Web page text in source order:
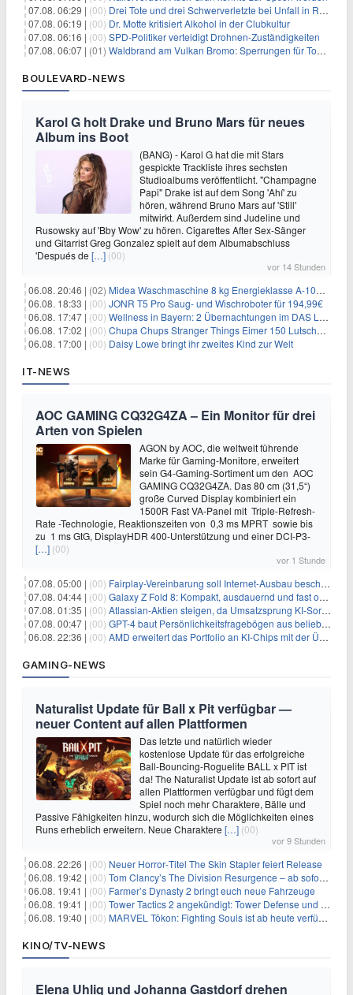
07.08. 06:29 | (00) Drei Tote und drei Schwerverletzte bei Unfall in Rheinland-Pfalz
07.08. 06:19 | (00) Dr. Motte kritisiert Alkohol in der Clubkultur
07.08. 06:16 | (00) SPD-Politiker verteidigt Drohnen-Zuständigkeiten
07.08. 06:07 | (01) Waldbrand am Vulkan Bromo: Sperrungen für Touristen
BOULEVARD-NEWS
Karol G holt Drake und Bruno Mars für neues
Album ins Boot
(BANG) - Karol G hat die mit Stars
gespickte Trackliste ihres sechsten
Studioalbums veröffentlicht. "Champagne
Papi" Drake ist auf dem Song 'Ahí' zu
hören, während Bruno Mars auf 'Still'
mitwirkt. Außerdem sind Judeline und
Rusowsky auf 'Bby Wow' zu hören. Cigarettes After Sex-Sänger
und Gitarrist Greg Gonzalez spielt auf dem Albumabschluss
'Después de […] (00)
vor 14 Stunden
06.08. 20:46 | (02) Midea Waschmaschine 8 kg Energieklasse A-10% 1400 U/Min für 289,97€
06.08. 18:33 | (00) JONR T5 Pro Saug- und Wischroboter für 194,99€
06.08. 17:47 | (00) Wellness in Bayern: 2 Übernachtungen im DAS LUDWIG Sports Resort inkl. HP + Wellness ab 174€ p.P.
06.08. 17:02 | (00) Chupa Chups Stranger Things Eimer 150 Lutscher für 21,95€
06.08. 17:00 | (00) Daisy Lowe bringt ihr zweites Kind zur Welt
IT-NEWS
AOC GAMING CQ32G4ZA – Ein Monitor für drei
Arten von Spielen
AGON by AOC, die weltweit führende
Marke für Gaming-Monitore, erweitert
sein G4-Gaming-Sortiment um den AOC
GAMING CQ32G4ZA. Das 80 cm (31,5“)
große Curved Display kombiniert ein
1500R Fast VA-Panel mit Triple-Refresh-
Rate -Technologie, Reaktionszeiten von 0,3 ms MPRT sowie bis
zu 1 ms GtG, DisplayHDR 400-Unterstützung und einer DCI-P3-
[…] (00)
vor 1 Stunde
07.08. 05:00 | (00) Fairplay-Vereinbarung soll Internet-Ausbau beschleunigen
07.08. 04:44 | (00) Galaxy Z Fold 8: Kompakt, ausdauernd und fast ohne Falte
07.08. 01:35 | (00) Atlassian-Aktien steigen, da Umsatzsprung KI-Sorgen dämpft
07.08. 00:47 | (00) GPT-4 baut Persönlichkeitsfragebögen aus beliebigen Texten und sagt Antworten voraus
06.08. 22:36 | (00) AMD erweitert das Portfolio an KI-Chips mit der Übernahme von Taalas
GAMING-NEWS
Naturalist Update für Ball x Pit verfügbar —
neuer Content auf allen Plattformen
Das letzte und natürlich wieder
kostenlose Update für das erfolgreiche
Ball-Bouncing-Roguelite BALL x PIT ist
da! The Naturalist Update ist ab sofort auf
allen Plattformen verfügbar und fügt dem
Spiel noch mehr Charaktere, Bälle und
Passive Fähigkeiten hinzu, wodurch sich die Möglichkeiten eines
Runs erheblich erweitern. Neue Charaktere […] (00)
vor 9 Stunden
06.08. 22:26 | (00) Neuer Horror‑Titel The Skin Stapler feiert Release
06.08. 19:42 | (00) Tom Clancy’s The Division Resurgence – ab sofort für euch verfügbar
06.08. 19:41 | (00) Farmer’s Dynasty 2 bringt euch neue Fahrzeuge
06.08. 19:41 | (00) Tower Tactics 2 angekündigt: Tower Defense und Deckbuilding Kombo kehrt zurück
06.08. 19:40 | (00) MARVEL Tōkon: Fighting Souls ist ab heute verfügbar
KINO/TV-NEWS
Elena Uhlig und Johanna Gastdorf drehen